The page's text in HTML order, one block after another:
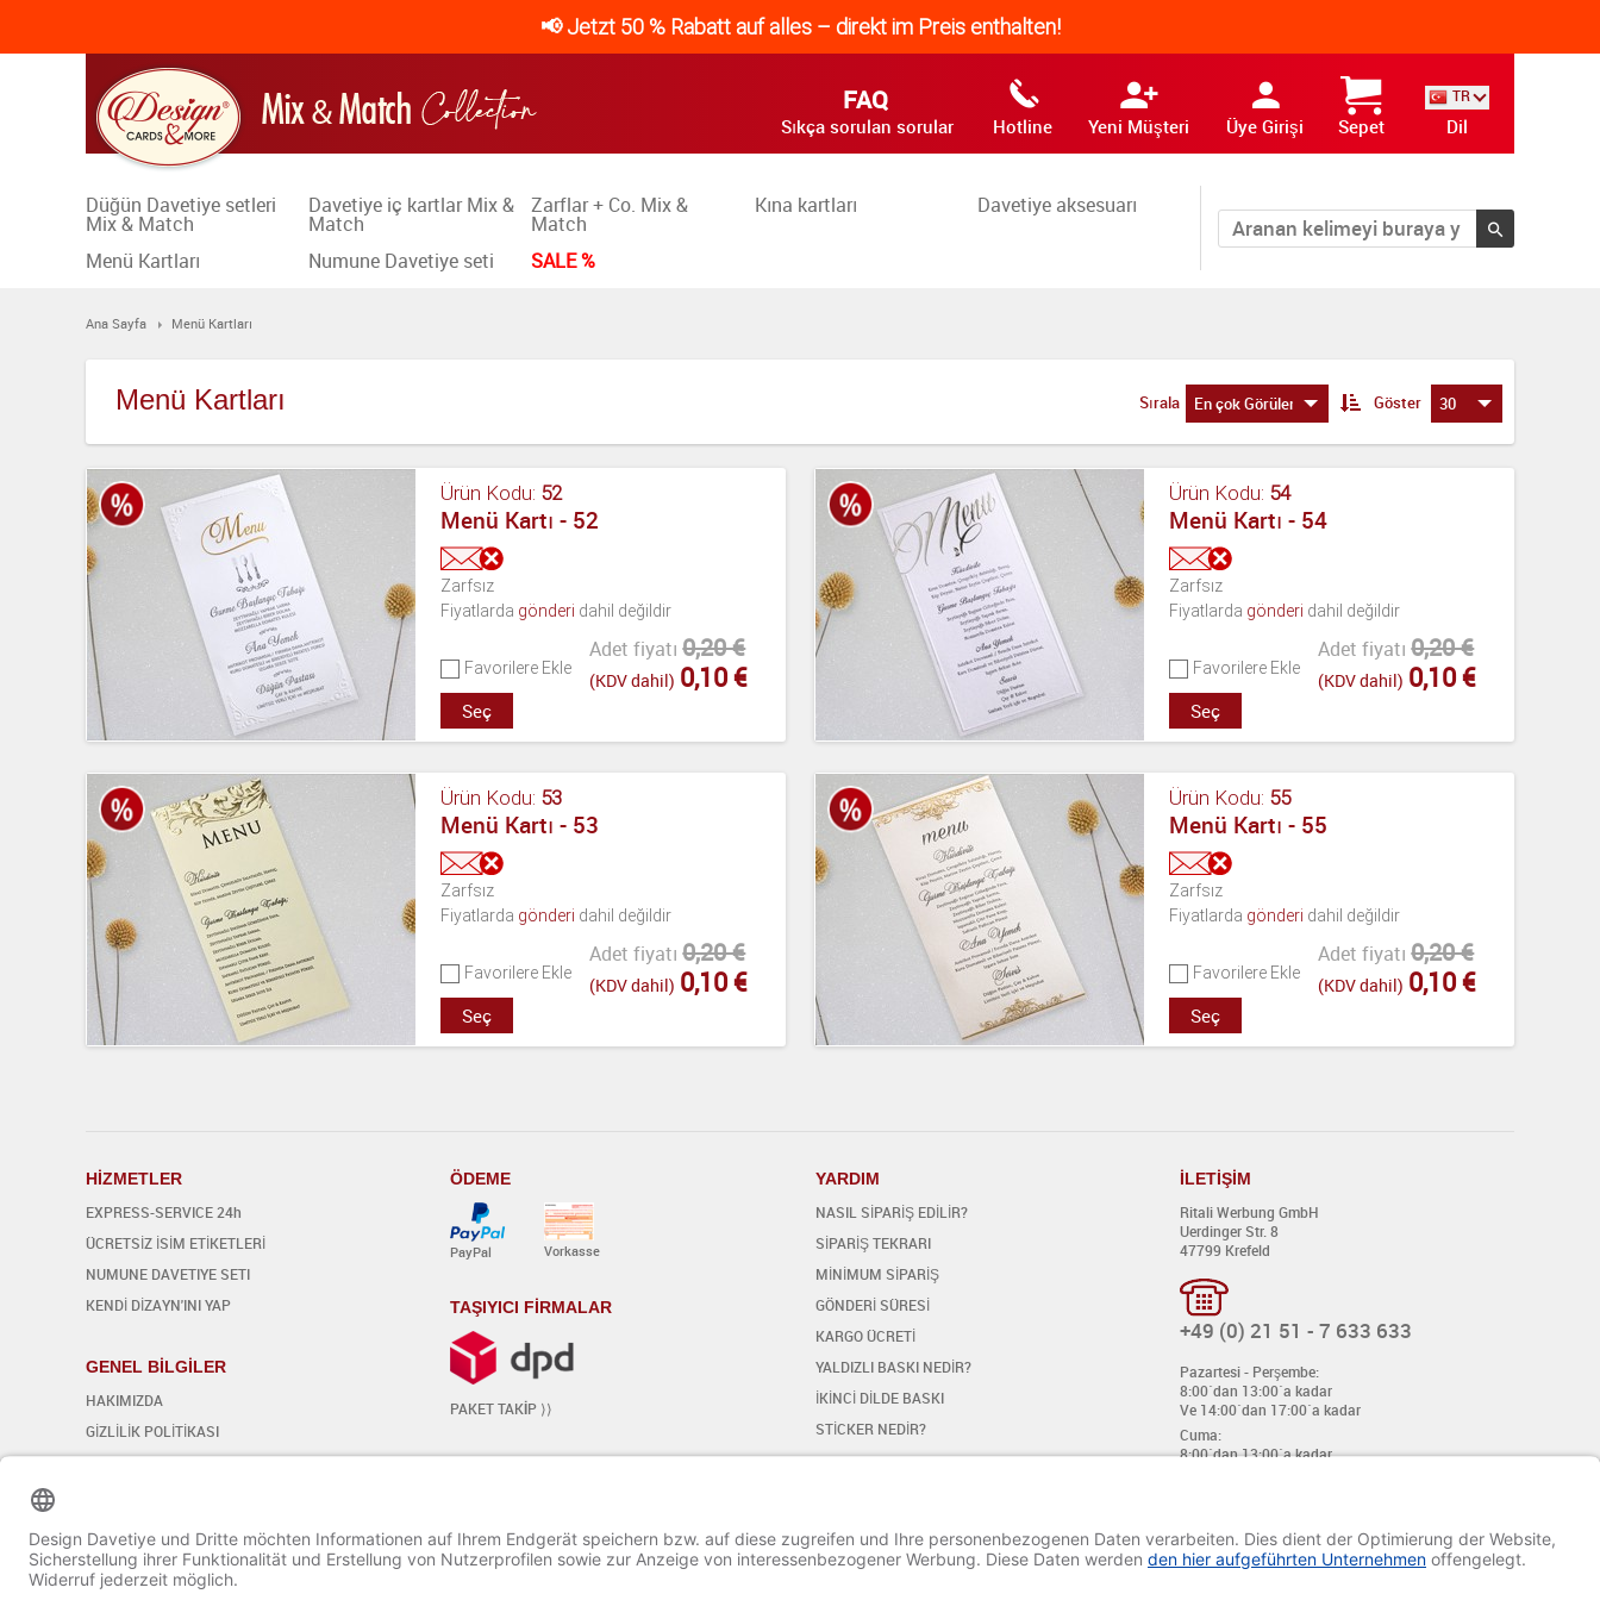
📢 Jetzt 50 % Rabatt auf alles – direkt im Preis enthalten!
FAQ
Sıkça sorulan sorular Hotline Yeni Müşteri Üye Girişi Sepet
TR
Dil
Düğün Davetiye setleri
Mix & Match
Davetiye iç kartlar Mix &
Match
Zarflar + Co. Mix &
Match
Kına kartları Davetiye aksesuarı
Menü Kartları Numune Davetiye seti SALE %
Ana Sayfa Menü Kartları
Menü Kartları Sırala En çok Görülen Göster 30
Ürün Kodu: 52
Menü Kartı - 52
Zarfsız
Fiyatlarda gönderi dahil değildir
Favorilere Ekle
Adet fiyatı 0,20 €
(KDV dahil) 0,10 €
Seç
Ürün Kodu: 54
Menü Kartı - 54
Zarfsız
Fiyatlarda gönderi dahil değildir
Favorilere Ekle
Adet fiyatı 0,20 €
(KDV dahil) 0,10 €
Seç
Ürün Kodu: 53
Menü Kartı - 53
Zarfsız
Fiyatlarda gönderi dahil değildir
Favorilere Ekle
Adet fiyatı 0,20 €
(KDV dahil) 0,10 €
Seç
Ürün Kodu: 55
Menü Kartı - 55
Zarfsız
Fiyatlarda gönderi dahil değildir
Favorilere Ekle
Adet fiyatı 0,20 €
(KDV dahil) 0,10 €
Seç
HİZMETLER
EXPRESS-SERVICE 24h
ÜCRETSİZ İSİM ETİKETLERİ
NUMUNE DAVETIYE SETI
KENDİ DİZAYN'INI YAP
GENEL BİLGİLER
HAKIMIZDA
GİZLİLİK POLİTİKASI
GENEL ŞART VE KOŞULLAR
ÖDEME
PayPal Vorkasse
TAŞIYICI FİRMALAR
PAKET TAKİP ⟩⟩
YARDIM
NASIL SİPARİŞ EDİLİR?
SİPARİŞ TEKRARI
MİNİMUM SİPARİŞ
GÖNDERİ SÜRESİ
KARGO ÜCRETİ
YALDIZLI BASKI NEDİR?
İKİNCİ DİLDE BASKI
STİCKER NEDİR?
ŞİİR EKLE / DEĞİŞTİR
İLETİŞİM
Ritali Werbung GmbH
Uerdinger Str. 8
47799 Krefeld
+49 (0) 21 51 - 7 633 633
Pazartesi - Perşembe:
8:00´dan 13:00´a kadar
Ve 14:00´dan 17:00´a kadar
Cuma:
8:00´dan 13:00´a kadar
Fax: 0049 2151 - 7 633 655